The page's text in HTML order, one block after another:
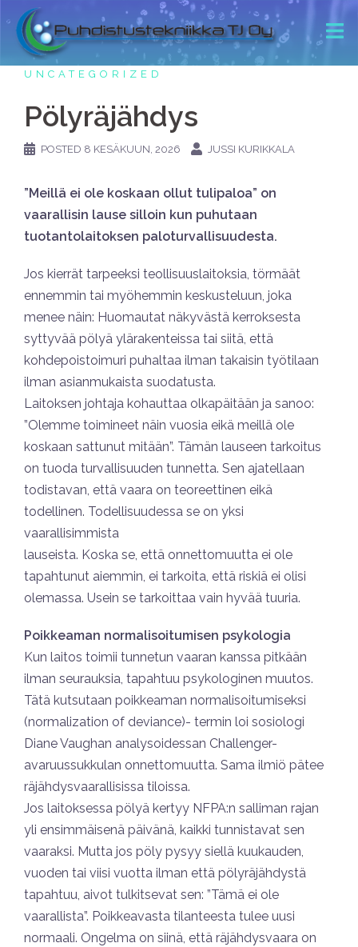
UNCATEGORIZED
Pölyräjähdys
POSTED 8 KESÄKUUN, 2026 JUSSI KURIKKALA
”Meillä ei ole koskaan ollut tulipaloa” on
vaarallisin lause silloin kun puhutaan
tuotantolaitoksen paloturvallisuudesta.
Jos kierrät tarpeeksi teollisuuslaitoksia, törmäät
ennemmin tai myöhemmin keskusteluun, joka
menee näin: Huomautat näkyvästä kerroksesta
syttyvää pölyä ylärakenteissa tai siitä, että
kohdepoistoimuri puhaltaa ilman takaisin työtilaan
ilman asianmukaista suodatusta.
Laitoksen johtaja kohauttaa olkapäitään ja sanoo:
”Olemme toimineet näin vuosia eikä meillä ole
koskaan sattunut mitään”. Tämän lauseen tarkoitus
on tuoda turvallisuuden tunnetta. Sen ajatellaan
todistavan, että vaara on teoreettinen eikä
todellinen. Todellisuudessa se on yksi
vaarallisimmista
lauseista. Koska se, että onnettomuutta ei ole
tapahtunut aiemmin, ei tarkoita, että riskiä ei olisi
olemassa. Usein se tarkoittaa vain hyvää tuuria.
Poikkeaman normalisoitumisen psykologia
Kun laitos toimii tunnetun vaaran kanssa pitkään
ilman seurauksia, tapahtuu psykologinen muutos.
Tätä kutsutaan poikkeaman normalisoitumiseksi
(normalization of deviance)- termin loi sosiologi
Diane Vaughan analysoidessan Challenger-
avaruussukkulan onnettomuutta. Sama ilmiö pätee
räjähdysvaarallisissa tiloissa.
Jos laitoksessa pölyä kertyy NFPA:n salliman rajan
yli ensimmäisenä päivänä, kaikki tunnistavat sen
vaaraksi. Mutta jos pöly pysyy siellä kuukauden,
vuoden tai viisi vuotta ilman että pölyräjähdystä
tapahtuu, aivot tulkitsevat sen: ”Tämä ei ole
vaarallista”. Poikkeavasta tilanteesta tulee uusi
normaali. Ongelma on siinä, että räjähdysvaara on